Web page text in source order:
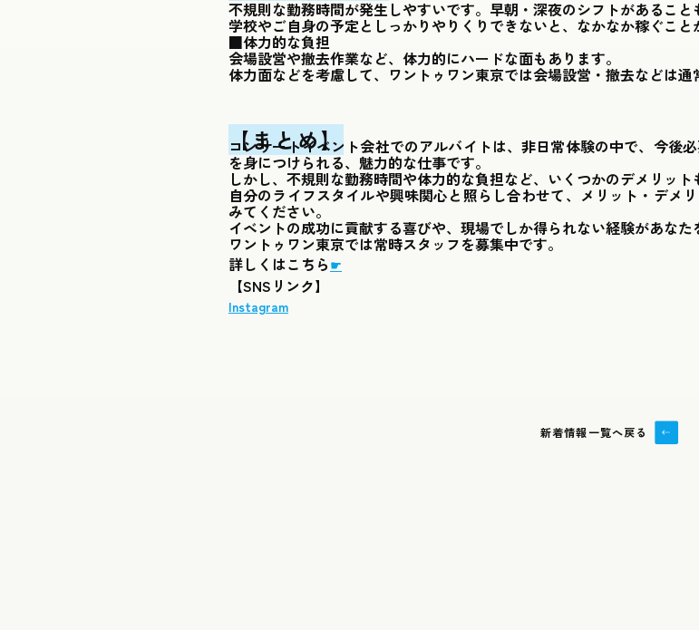
不規則な勤務時間が発生しやすいです。早朝・深夜のシフトがあること
学校やご自身の予定としっかりやりくりできないと、なかなか稼ぐこと
■体力的な負担
会場設営や撤去作業など、体力的にハードな面もあります。
体力面などを考慮して、ワントゥワン東京では会場設営・撤去などは通
【まとめ】
コンサートイベント会社でのアルバイトは、非日常体験の中で、今後
を身につけられる、魅力的な仕事です。
しかし、不規則な勤務時間や体力的な負担など、いくつかのデメリット
自分のライフスタイルや興味関心と照らし合わせて、メリット・デメ
みてください。
イベントの成功に貢献する喜びや、現場でしか得られない経験があなた
ワントゥワン東京では常時スタッフを募集中です。
詳しくはこちら ☛
【SNSリンク】
Instagram
新着情報一覧へ戻る